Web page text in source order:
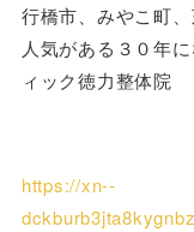
行橋市、みやこ町
人気がある３０年
ィック徳力整体院
https://xn--